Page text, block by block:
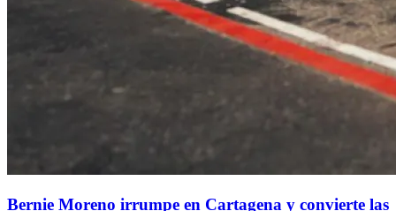
Bernie Moreno irrumpe en Cartagena y convierte las